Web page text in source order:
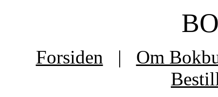
Forsiden |
Om